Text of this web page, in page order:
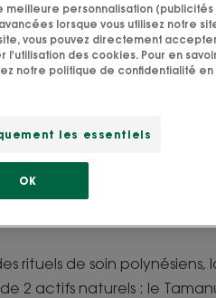
Hydratant,
rituels de soin polynésiens,
2 actifs naturels : le
meilleure personnalisation (publicités
lorsque vous utilisez notre
vous pouvez directement
l'utilisation des cookies. Pour en
notre politique de confidentialité en
les essentiels
OK